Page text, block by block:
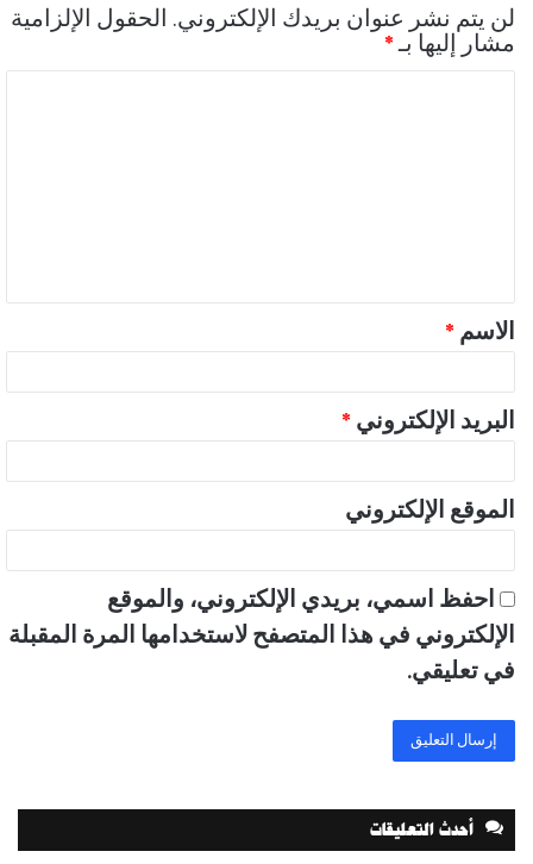
لن يتم نشر عنوان بريدك الإلكتروني. الحقول الإلزامية
مشار إليها بـ*
ق
*
الاسم *
البريد الإلكتروني *
الموقع الإلكتروني
احفظ اسمي، بريدي الإلكتروني، والموقع
الإلكتروني في هذا المتصفح لاستخدامها المرة المقبلة
في تعليقي.
أحدث التعليقات